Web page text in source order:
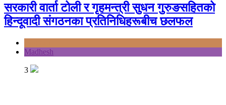
सरकारी वार्ता टोली र गृहमन्त्री सुधन गुरुङसहितको
हिन्दूवादी संगठनका प्रतिनिधिहरूबीच छलफल
Madhesh
3